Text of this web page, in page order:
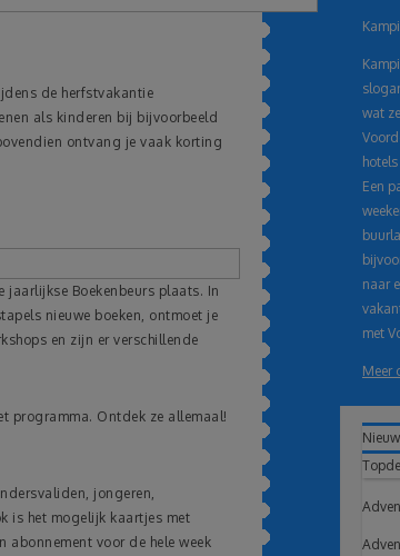
de herfstvakantie
als kinderen bij bijvoorbeeld
ontvang je vaak korting
jaarlijkse Boekenbeurs plaats. In
nieuwe boeken, ontmoet je
en zijn er verschillende
programma. Ontdek ze allemaal!
jongeren,
is het mogelijk kaartjes met
abonnement voor de hele week
wat
Een
naar
met
Meer